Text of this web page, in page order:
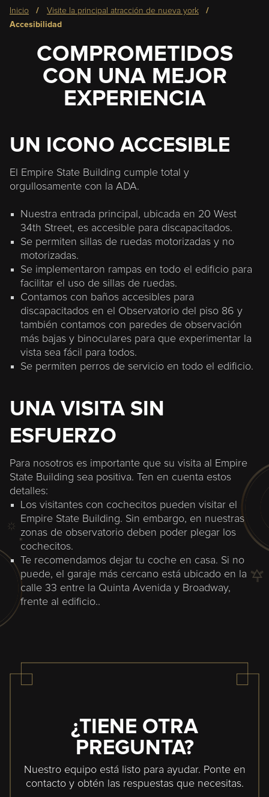
Miga
de
(Breadcrumb)
inicio
visite la principal atracción de nueva york
accesibilidad
COMPROMETIDOS
CON UNA MEJOR
EXPERIENCIA
UN ICONO ACCESIBLE
El Empire State Building cumple total y
orgullosamente con la ADA.
Nuestra entrada principal, ubicada en 20 West
34th Street, es accesible para discapacitados.
Se permiten sillas de ruedas motorizadas y no
motorizadas.
Se implementaron rampas en todo el edificio para
facilitar el uso de sillas de ruedas.
Contamos con baños accesibles para
discapacitados en el Observatorio del piso 86 y
también contamos con paredes de observación
más bajas y binoculares para que experimentar la
vista sea fácil para todos.
Se permiten perros de servicio en todo el edificio.
UNA VISITA SIN
ESFUERZO
Para nosotros es importante que su visita al Empire
State Building sea positiva. Ten en cuenta estos
detalles:
Los visitantes con cochecitos pueden visitar el
Empire State Building. Sin embargo, en nuestras
zonas de observatorio deben poder plegar los
cochecitos.
Te recomendamos dejar tu coche en casa. Si no
puede, el garaje más cercano está ubicado en la
calle 33 entre la Quinta Avenida y Broadway,
frente al edificio..
¿TIENE OTRA
PREGUNTA?
Nuestro equipo está listo para ayudar. Ponte en
contacto y obtén las respuestas que necesitas.